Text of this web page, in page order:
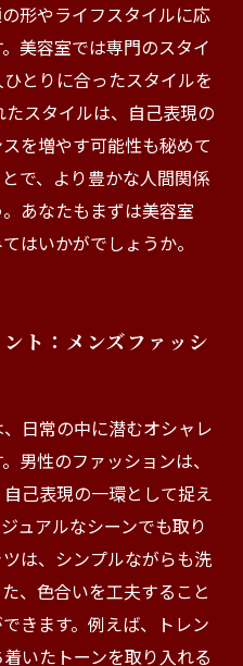
形やライフスタイルに応
美容室では専門のスタイ
とりに合ったスタイルを
スタイルは、自己表現の
を増やす可能性も秘めて
で、より豊かな人間関係
あなたもまずは美容室
はいかがでしょうか。
ト：メンズファッシ
日常の中に潜むオシャレ
男性のファッションは、
己表現の一環として捉え
ュアルなシーンでも取り
は、シンプルながらも洗
、色合いを工夫すること
きます。例えば、トレン
いたトーンを取り入れる